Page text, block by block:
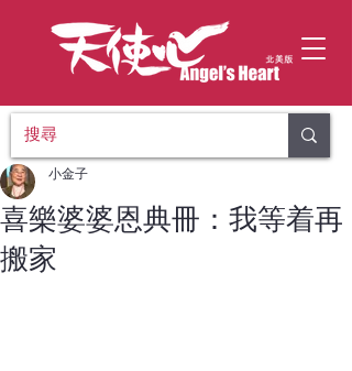
喜樂婆婆恩典冊：我等着再
搬家
小金子